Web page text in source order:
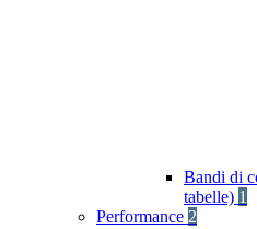
Bandi di
tabelle) 1
Performance 2